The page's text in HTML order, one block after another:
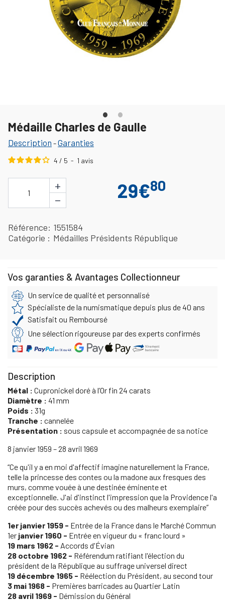
Médaille Charles de Gaulle
Description -Garanties
4 / 5 - 1 avis
1
+
−
29€80
Référence 1551584
Catégorie
Médailles Présidents République
Vos garanties & Avantages Collectionneur
Un service de qualité et personnalisé
Spécialiste de la numismatique depuis plus de 40 ans
Satisfait ou Remboursé
Une sélection rigoureuse par des experts confirmés
Description
Métal : Cupronickel doré à l’Or fin 24 carats
Diamètre : 41 mm
Poids : 31g
Tranche : cannelée
Présentation : sous capsule et accompagnée de sa notice
8 janvier 1959 – 28 avril 1969
“Ce qu'il y a en moi d'affectif imagine naturellement la France,
telle la princesse des contes ou la madone aux fresques des
murs, comme vouée à une destinée éminente et
exceptionnelle. J'ai d'instinct l'impression que la Providence l'a
créée pour des succès achevés ou des malheurs exemplaire”
1er janvier 1959 - Entrée de la France dans le Marché Commun
1er janvier 1960 - Entrée en vigueur du « franc lourd »
19 mars 1962 - Accords d'Évian
28 octobre 1962 - Référendum ratifiant l'élection du
président de la République au suffrage universel direct
19 décembre 1965 - Réélection du Président, au second tour
3 mai 1968 - Premières barricades au Quartier Latin
28 avril 1969 - Démission du Général